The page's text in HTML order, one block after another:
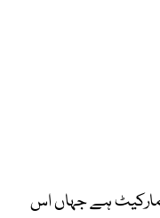
مارکیٹ ہے جہاں اس